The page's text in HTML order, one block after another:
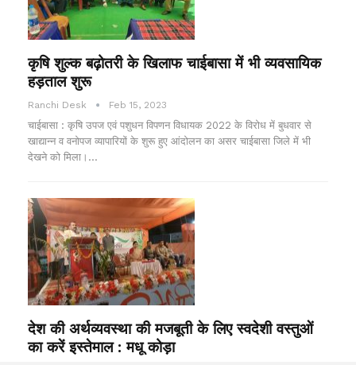
कृषि शुल्क बढ़ोतरी के खिलाफ चाईबासा में भी व्यवसायिक
हड़ताल शुरू
Ranchi Desk Feb 15, 2023
चाईबासा : कृषि उपज एवं पशुधन विपणन विधायक 2022 के विरोध में बुधवार से
खाद्यान्न व वनोपज व्यापारियों के शुरू हुए आंदोलन का असर चाईबासा जिले में भी
देखने को मिला।…
देश की अर्थव्यवस्था की मजबूती के लिए स्वदेशी वस्तुओं
का करें इस्तेमाल : मधू कोड़ा